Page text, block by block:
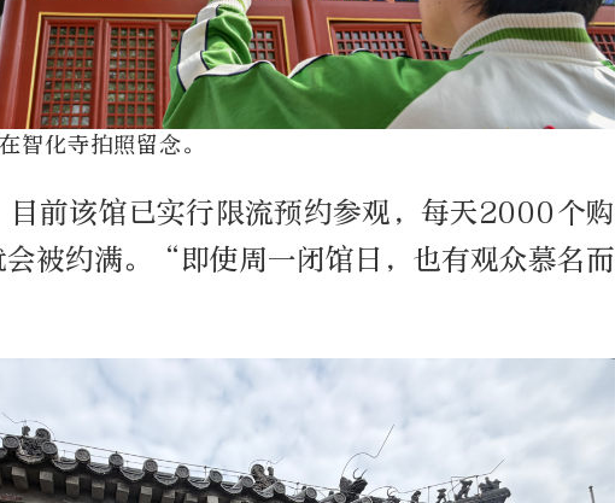
智化寺拍照留念。
目前该馆已实行限流预约参观，每天2000个购
被约满。“即使周一闭馆日，也有观众慕名而